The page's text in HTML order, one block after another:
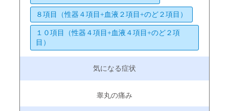
８項目（性器４項目+血液２項目+のど２項目）
１０項目（性器４項目+血液４項目+のど２項
目）
睾丸の痛み